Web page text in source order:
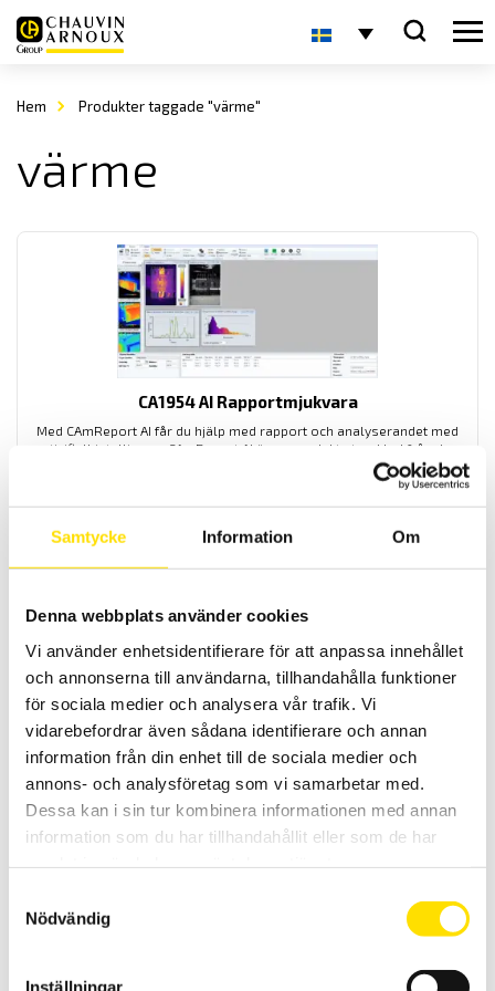
Samtycke Information Om
Denna webbplats använder cookies
Vi använder enhetsidentifierare för att anpassa innehållet
och annonserna till användarna, tillhandahålla funktioner
för sociala medier och analysera vår trafik. Vi
vidarebefordrar även sådana identifierare och annan
information från din enhet till de sociala medier och
annons- och analysföretag som vi samarbetar med.
Dessa kan i sin tur kombinera informationen med annan
information som du har tillhandahållit eller som de har
Nödvändig
Inställningar
Hem Produkter taggade "värme"
värme
CA1954 AI Rapportmjukvara
Med CAmReport AI får du hjälp med rapport och analyserandet med
articifiell intelligens. CAmReport AI är en produkt utvecklad från den
fria mjukvaran CamReport till vår värmekamera CA1954.
LÄS MER
CA1954 Värmekamera
Värmekamera med enkelt handhavande, svensk analysmjukvara
och svenska menyer. Snabb uppstartstid och långt batteritid. IR-
bild, vanlig bild samt bild-i-bild -funktion. Anslut andra instrument
via Bluetooth till värmekamera CA 1954 för att se de uppmätta
värmekamerans display.
15,590.00